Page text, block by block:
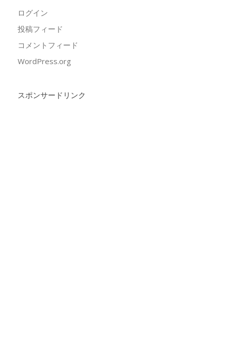
ログイン
投稿フィード
コメントフィード
WordPress.org
スポンサードリンク